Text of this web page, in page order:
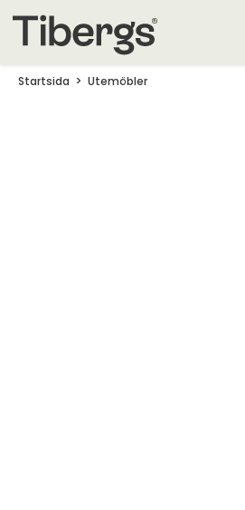
Startsida Utemöbler